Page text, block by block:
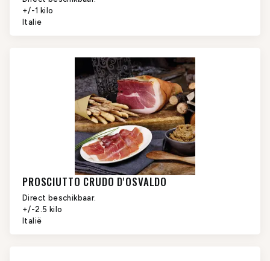
+/-1 kilo
Italie
PROSCIUTTO CRUDO D'OSVALDO
Direct beschikbaar.
+/-2.5 kilo
Italië